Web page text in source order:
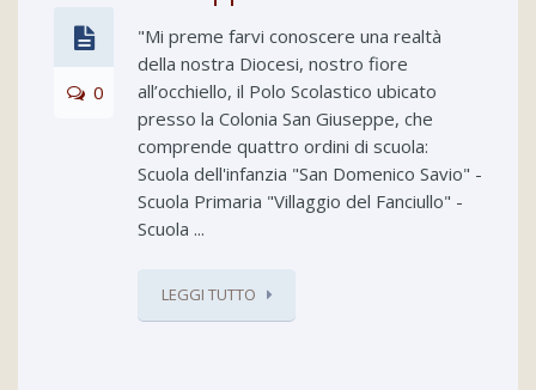
0
"Mi preme farvi conoscere una realtà
della nostra Diocesi, nostro fiore
all’occhiello, il Polo Scolastico ubicato
presso la Colonia San Giuseppe, che
comprende quattro ordini di scuola:
Scuola dell'infanzia "San Domenico Savio" -
Scuola Primaria "Villaggio del Fanciullo" -
Scuola ...
LEGGI TUTTO